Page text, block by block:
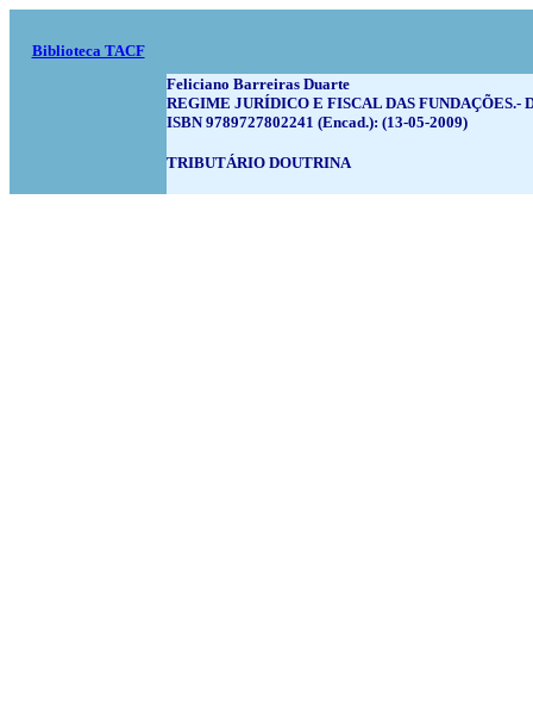
Biblioteca TACF
Feliciano Barreiras Duarte
REGIME JURÍDICO E FISCAL DAS FUNDAÇÕES.-
ISBN 9789727802241 (Encad.): (13-05-2009)
TRIBUTÁRIO DOUTRINA